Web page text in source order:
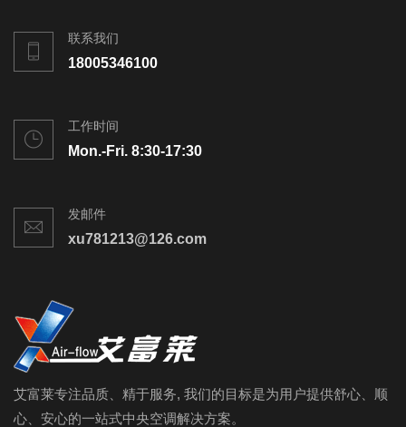
联系我们
18005346100
工作时间
Mon.-Fri. 8:30-17:30
发邮件
xu781213@126.com
艾富莱专注品质、精于服务, 我们的目标是为用户提供舒心、顺
心、安心的一站式中央空调解决方案。